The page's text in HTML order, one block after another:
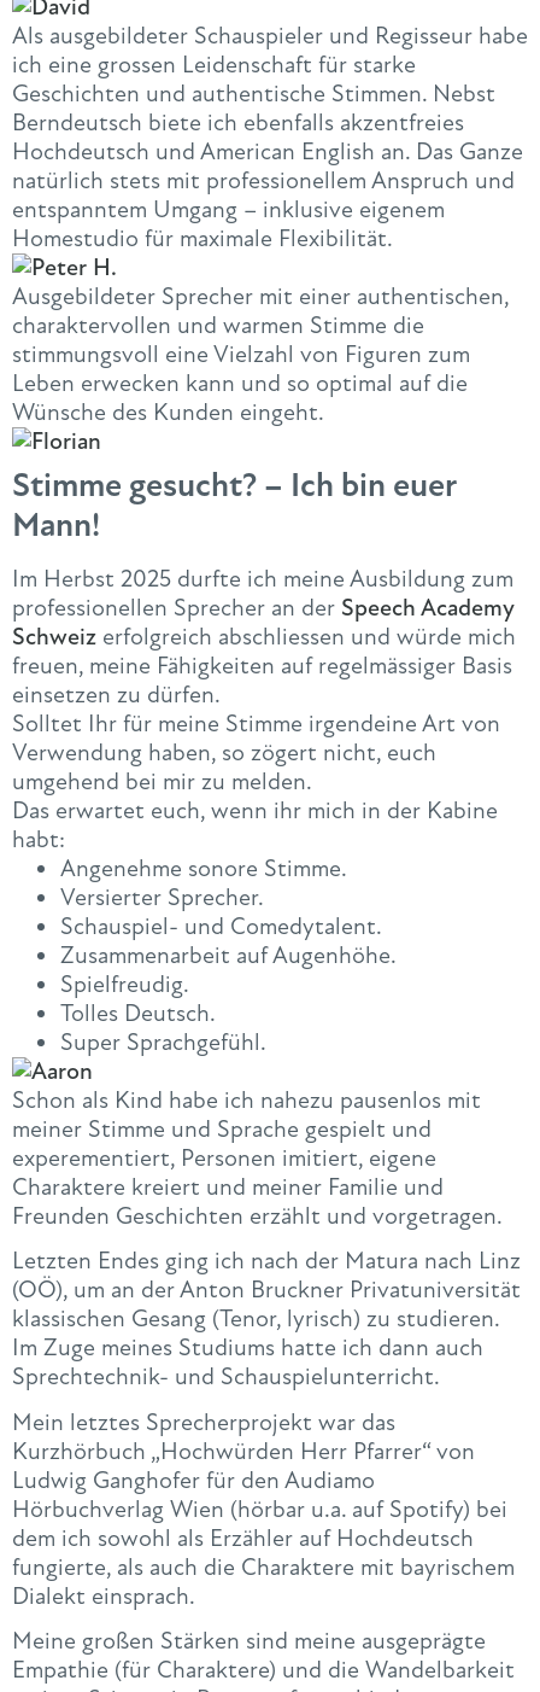
Als ausgebildeter Schauspieler und Regisseur habe
ich eine grossen Leidenschaft für starke
Geschichten und authentische Stimmen. Nebst
Berndeutsch biete ich ebenfalls akzentfreies
Hochdeutsch und American English an. Das Ganze
natürlich stets mit professionellem Anspruch und
entspanntem Umgang – inklusive eigenem
Homestudio für maximale Flexibilität.
Ausgebildeter Sprecher mit einer authentischen,
charaktervollen und warmen Stimme die
stimmungsvoll eine Vielzahl von Figuren zum
Leben erwecken kann und so optimal auf die
Wünsche des Kunden eingeht.
Stimme gesucht? – Ich bin euer
Mann!
Im Herbst 2025 durfte ich meine Ausbildung zum
professionellen Sprecher an der Speech Academy
Schweiz erfolgreich abschliessen und würde mich
freuen, meine Fähigkeiten auf regelmässiger Basis
einsetzen zu dürfen.
Solltet Ihr für meine Stimme irgendeine Art von
Verwendung haben, so zögert nicht, euch
umgehend bei mir zu melden.
Das erwartet euch, wenn ihr mich in der Kabine
habt:
Angenehme sonore Stimme.
Versierter Sprecher.
Schauspiel- und Comedytalent.
Zusammenarbeit auf Augenhöhe.
Spielfreudig.
Tolles Deutsch.
Super Sprachgefühl.
Schon als Kind habe ich nahezu pausenlos mit
meiner Stimme und Sprache gespielt und
experementiert, Personen imitiert, eigene
Charaktere kreiert und meiner Familie und
Freunden Geschichten erzählt und vorgetragen.
Letzten Endes ging ich nach der Matura nach Linz
(OÖ), um an der Anton Bruckner Privatuniversität
klassischen Gesang (Tenor, lyrisch) zu studieren.
Im Zuge meines Studiums hatte ich dann auch
Sprechtechnik- und Schauspielunterricht.
Mein letztes Sprecherprojekt war das
Kurzhörbuch „Hochwürden Herr Pfarrer“ von
Ludwig Ganghofer für den Audiamo
Hörbuchverlag Wien (hörbar u.a. auf Spotify) bei
dem ich sowohl als Erzähler auf Hochdeutsch
fungierte, als auch die Charaktere mit bayrischem
Dialekt einsprach.
Meine großen Stärken sind meine ausgeprägte
Empathie (für Charaktere) und die Wandelbarkeit